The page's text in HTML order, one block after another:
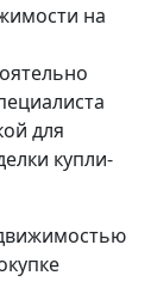
на
для
купли-